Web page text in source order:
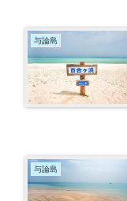
与論島
与論島